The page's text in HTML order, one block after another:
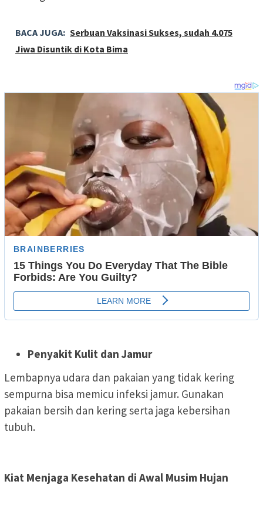
BACA JUGA: Serbuan Vaksinasi Sukses, sudah 4.075
Jiwa Disuntik di Kota Bima
Penyakit Kulit dan Jamur
Lembapnya udara dan pakaian yang tidak kering
sempurna bisa memicu infeksi jamur. Gunakan
pakaian bersih dan kering serta jaga kebersihan
tubuh.
Kiat Menjaga Kesehatan di Awal Musim Hujan